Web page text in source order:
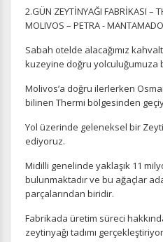
2.GÜN ZEYTİNYAĞI FABRİKASI –
MOLIVOS – PETRA -
Sabah otelde alacağımız
kuzeyine doğru yolculuğumuza
Molivos’a doğru ilerlerken
bilinen Thermi bölgesinden
Yol üzerinde geleneksel bir
ediyoruz.
Midilli genelinde yaklaşık 11
bulunmaktadır ve bu ağaçlar
parçalarından biridir.
Fabrikada üretim süreci
zeytinyağı tadımı